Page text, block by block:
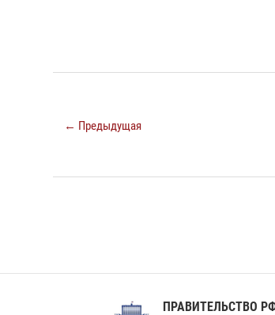
← Предыдущая
ПРАВИТЕЛЬСТВО РФ